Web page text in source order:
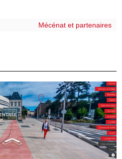
Mécénat et partenaires